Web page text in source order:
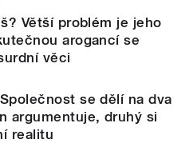
Větší problém je jeho
arogancí se
věci
se dělí na dva
argumentuje, druhý si
realitu